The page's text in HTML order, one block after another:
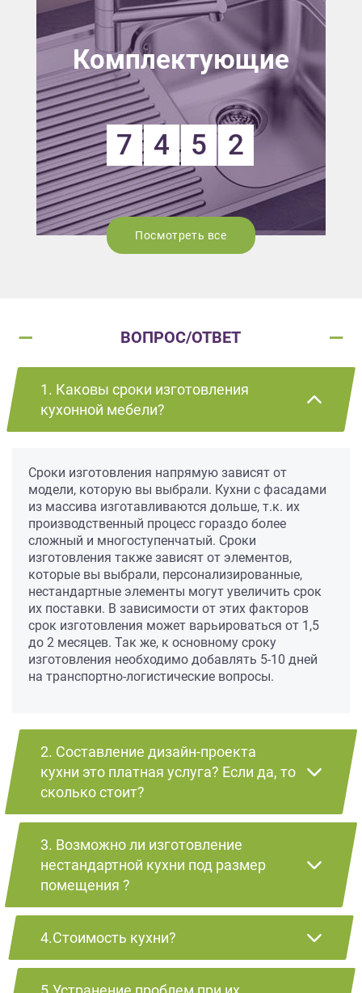
Комплектующие
7 4 5 2
Посмотреть все
ВОПРОС/ОТВЕТ
1. Каковы сроки изготовления
кухонной мебели?
Сроки изготовления напрямую зависят от
модели, которую вы выбрали. Кухни с фасадами
из массива изготавливаются дольше, т.к. их
производственный процесс гораздо более
сложный и многоступенчатый. Сроки
изготовления также зависят от элементов,
которые вы выбрали, персонализированные,
нестандартные элементы могут увеличить срок
их поставки. В зависимости от этих факторов
срок изготовления может варьироваться от 1,5
до 2 месяцев. Так же, к основному сроку
изготовления необходимо добавлять 5-10 дней
на транспортно-логистические вопросы.
2. Составление дизайн-проекта
кухни это платная услуга? Если да, то
сколько стоит?
3. Возможно ли изготовление
нестандартной кухни под размер
помещения ?
4.Стоимость кухни?